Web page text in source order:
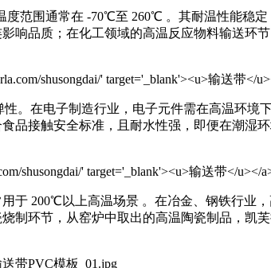
范围通常在 -70℃至 260℃ 。其耐温性能稳
响品质；在化工领域的高温反应物料输送环
。在电子制造行业，电子元件需在高温环境
品接触安全标准，且耐水性强，即便在潮湿
于 200℃以上高温场景 。在冶金、钢铁行业
制环节，从窑炉中取出的高温陶瓷制品，凯